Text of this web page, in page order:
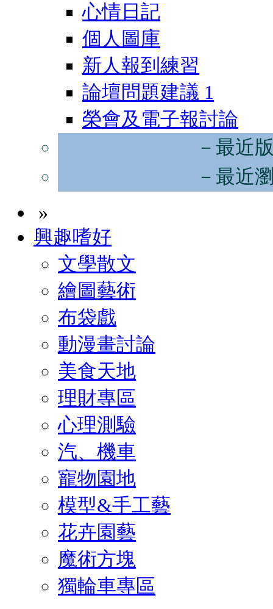
心情日記
個人圖庫
新人報到練習
論壇問題建議 1
榮會及電子報討論
－最近
－最近
»
興趣嗜好
文學散文
繪圖藝術
布袋戲
動漫畫討論
美食天地
理財專區
心理測驗
汽、機車
寵物園地
模型&手工藝
花卉園藝
魔術方塊
獨輪車專區